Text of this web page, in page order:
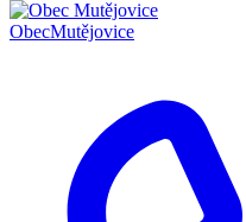
ObecMutějovice